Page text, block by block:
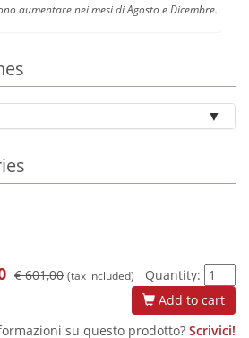
aumentare nei mesi di Agosto e Dicembre.
€ 601,00 (tax included)
Quantity:
Add to cart
su questo prodotto? Scrivici!